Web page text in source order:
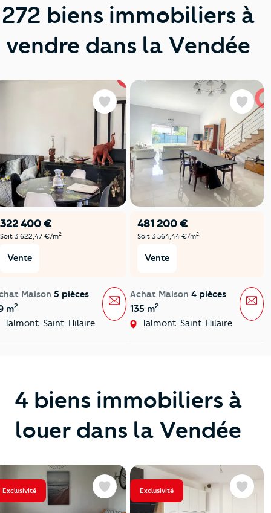
272 biens immobiliers à
vendre dans la Vendée
322 400 €
Soit 3 622,47 €/m2
Vente
Maison 5 pièces
m2
Talmont-Saint-Hilaire
Favoris
Message
481 200 €
Soit 3 564,44 €/m2
Vente
Achat Maison 4 pièces
135 m2
Talmont-Saint-Hilaire
Favoris
4 biens immobiliers à
louer dans la Vendée
Exclusivité Favoris Exclusivité Favoris